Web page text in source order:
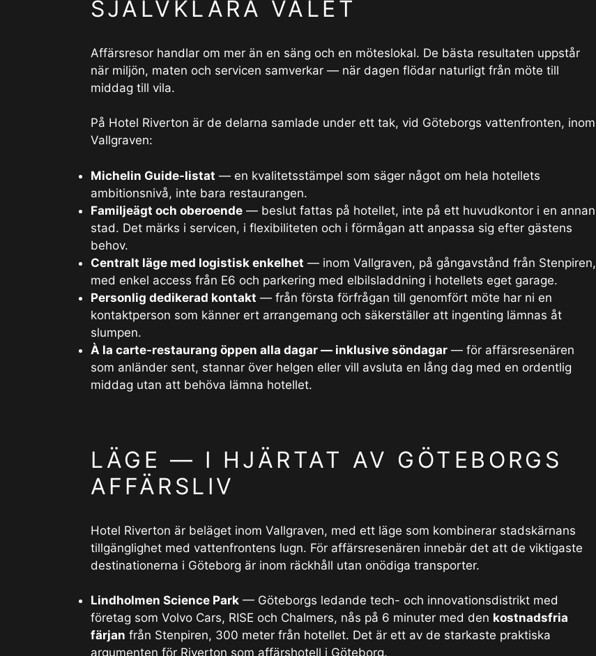
SJÄLVKLARA VALET
Affärsresor handlar om mer än en säng och en möteslokal. De bästa resultaten uppstår
när miljön, maten och servicen samverkar — när dagen flödar naturligt från möte till
middag till vila.
På Hotel Riverton är de delarna samlade under ett tak, vid Göteborgs vattenfronten, inom
Vallgraven:
Michelin Guide-listat — en kvalitetsstämpel som säger något om hela hotellets
ambitionsnivå, inte bara restaurangen.
Familjeägt och oberoende— beslut fattas på hotellet, inte på ett huvudkontor i en annan
stad. Det märks i servicen, i flexibiliteten och i förmågan att anpassa sig efter gästens
behov.
Centralt läge med logistisk enkelhet — inom Vallgraven, på gångavstånd från Stenpiren,
med enkel access från E6 och parkering med elbilsladdning i hotellets eget garage.
Personlig dedikerad kontakt — från första förfrågan till genomfört möte har ni en
kontaktperson som känner ert arrangemang och säkerställer att ingenting lämnas åt
slumpen.
À la carte-restaurang öppen alla dagar — inklusive söndagar— för affärsresenären
som anländer sent, stannar över helgen eller vill avsluta en lång dag med en ordentlig
middag utan att behöva lämna hotellet.
LÄGE — I HJÄRTAT AV GÖTEBORGS
AFFÄRSLIV
Hotel Riverton är beläget inom Vallgraven, med ett läge som kombinerar stadskärnans
tillgänglighet med vattenfrontens lugn. För affärsresenären innebär det att de viktigaste
destinationerna i Göteborg är inom räckhåll utan onödiga transporter.
Lindholmen Science Park— Göteborgs ledande tech- och innovationsdistrikt med
företag som Volvo Cars, RISE och Chalmers, nås på 6 minuter med den kostnadsfria
färjan från Stenpiren, 300 meter från hotellet. Det är ett av de starkaste praktiska
argumenten för Riverton som affärshotell i Göteborg.